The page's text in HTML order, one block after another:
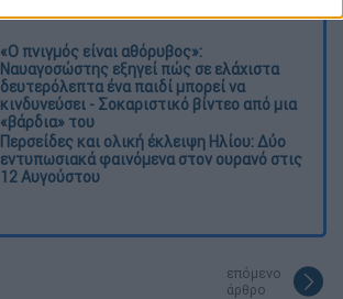
«Ο πνιγμός είναι αθόρυβος»:
Ναυαγοσώστης εξηγεί πώς σε ελάχιστα
δευτερόλεπτα ένα παιδί μπορεί να
κινδυνεύσει - Σοκαριστικό βίντεο από μια
«βάρδια» του
Περσείδες και ολική έκλειψη Ηλίου: Δύο
εντυπωσιακά φαινόμενα στον ουρανό στις
12 Αυγούστου
επόμενο
άρθρο